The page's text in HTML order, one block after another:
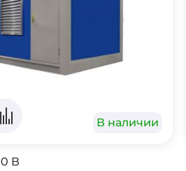
В наличии
В